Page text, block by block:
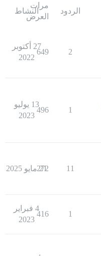
الردود
مرات
العرض
النشاط
2
649
27 أكتوبر
2022
1
496
13 يوليو
2023
11
272
21 مايو 2025
1
416
4 فبراير
2023